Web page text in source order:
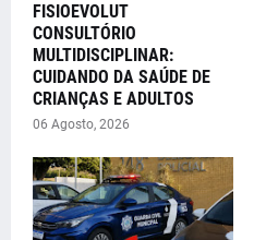
FISIOEVOLUT
CONSULTÓRIO
MULTIDISCIPLINAR:
CUIDANDO DA SAÚDE DE
CRIANÇAS E ADULTOS
06 Agosto, 2026